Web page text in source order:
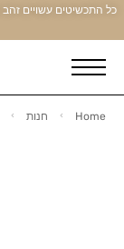
Home חנות